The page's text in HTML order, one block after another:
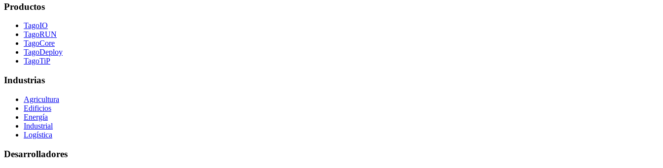
Productos
TagoIO
TagoRUN
TagoCore
TagoDeploy
TagoTiP
Industrias
Agricultura
Edificios
Energía
Industrial
Logística
Desarrolladores